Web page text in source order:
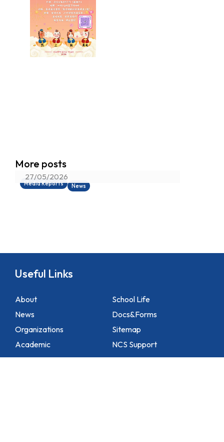
More posts
Media Reports News
射箭比賽」總冠軍
27/05/2026
Useful Links
About
News
Organizations
Academic
School Life
Docs&Forms
Sitemap
NCS Support